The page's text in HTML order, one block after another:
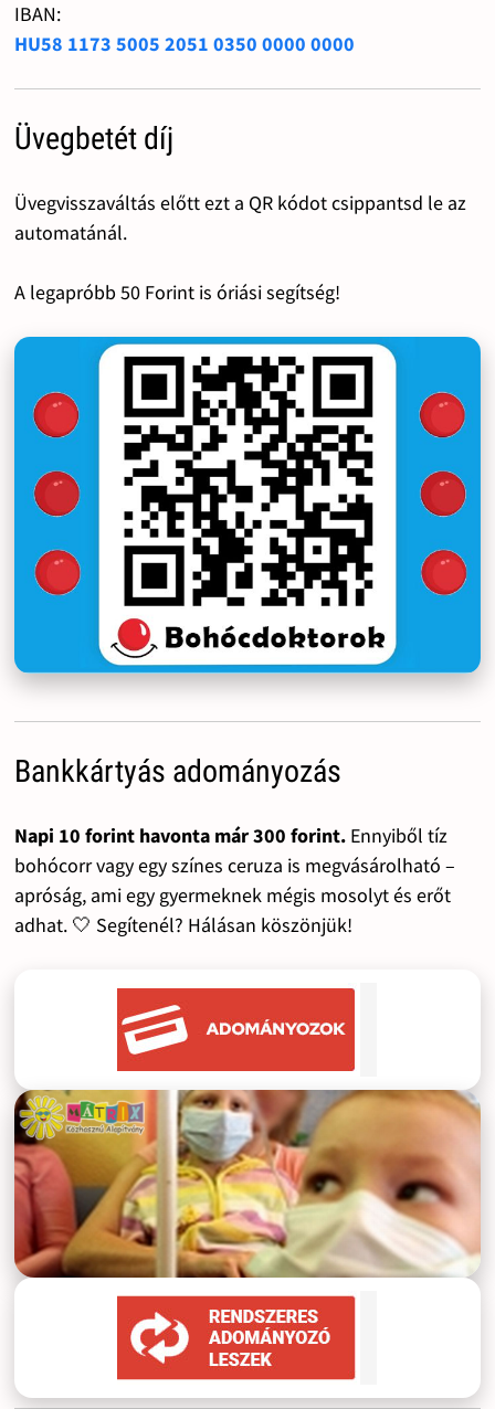
IBAN:
HU58 1173 5005 2051 0350 0000 0000
Üvegbetét díj
Üvegvisszaváltás előtt ezt a QR kódot csippantsd le az
automatánál.
A legapróbb 50 Forint is óriási segítség!
Bankkártyás adományozás
Napi 10 forint havonta már 300 forint.Ennyiből tíz
bohócorr vagy egy színes ceruza is megvásárolható –
apróság, ami egy gyermeknek mégis mosolyt és erőt
adhat. 🤍 Segítenél? Hálásan köszönjük!